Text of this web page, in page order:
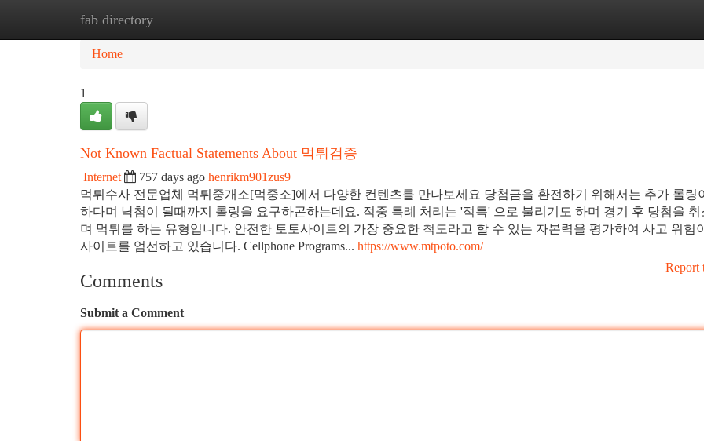
fab directory
Home
Home
1
Not Known Factual Statements About 먹튀검증
Internet 757 days ago henrikm901zus9
먹튀수사 전문업체 먹튀중개소[먹중소]에서 다양한 컨텐츠를 만나보세요 당첨금을 환전하기 위해서는 추가 롤링
하다며 낙첨이 될때까지 롤링을 요구하곤하는데요. 적중 특례 처리는 '적특' 으로 불리기도 하며 경기 후 당첨을
며 먹튀를 하는 유형입니다. ​안전한 토토사이트의 가장 중요한 척도라고 할 수 있는 자본력을 평가하여 사고 위험
사이트를 엄선하고 있습니다. Cellphone Programs... https://www.mtpoto.com/
Report
Comments
Submit a Comment